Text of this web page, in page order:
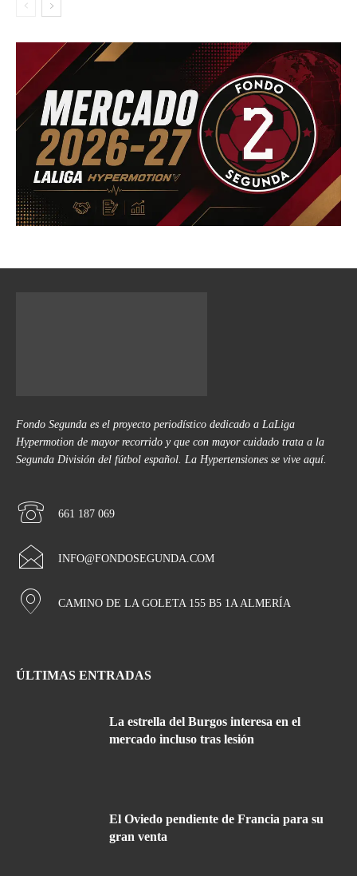
Fondo Segunda es el proyecto periodístico dedicado a LaLiga
Hypermotion de mayor recorrido y que con mayor cuidado trata a la
Segunda División del fútbol español. La Hypertensiones se vive aquí.
661 187 069
INFO@FONDOSEGUNDA.COM
CAMINO DE LA GOLETA 155 B5 1A ALMERÍA
ÚLTIMAS ENTRADAS
La estrella del Burgos interesa en el
mercado incluso tras lesión
El Oviedo pendiente de Francia para su
gran venta